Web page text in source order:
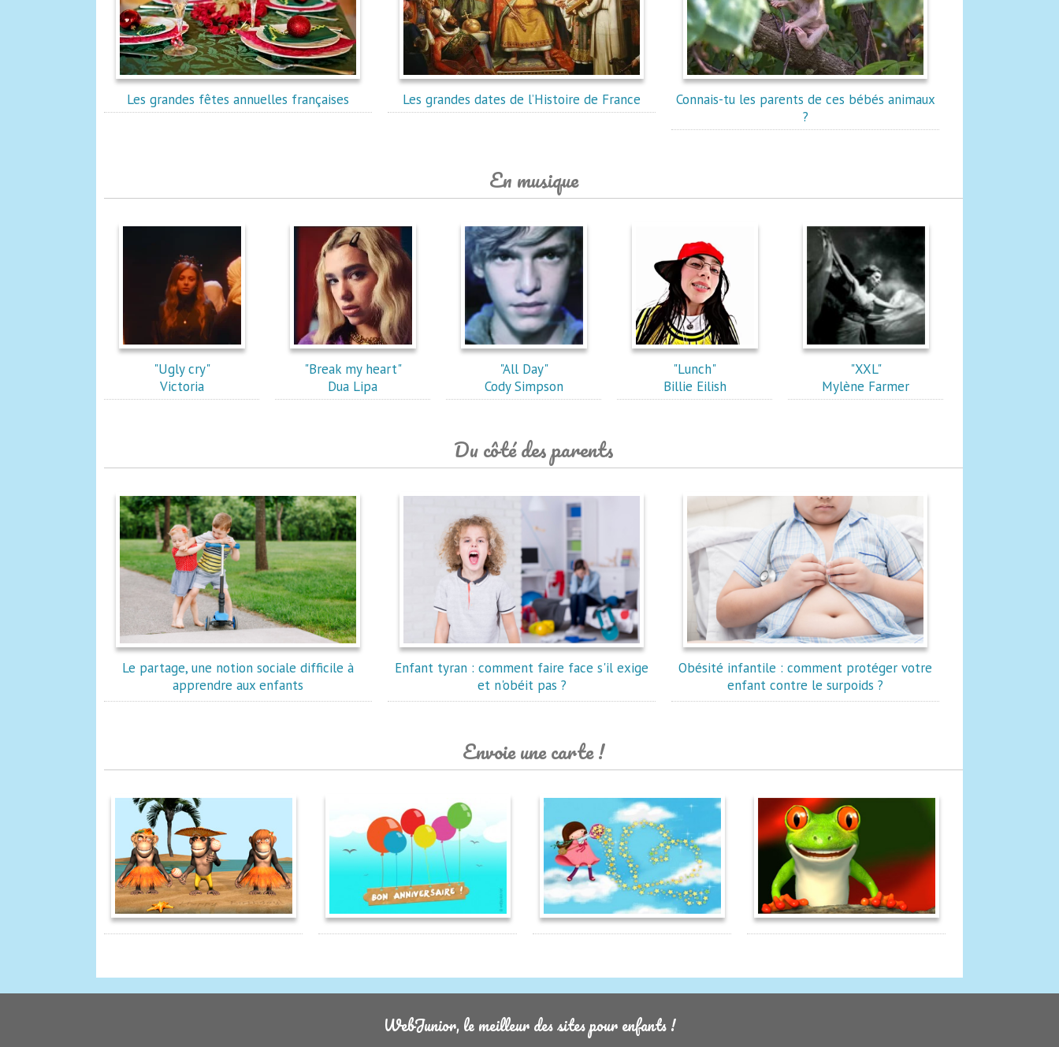
Les grandes fêtes annuelles françaises Les grandes dates de l’Histoire de France
Connais-tu les parents de ces bébés animaux
?
En musique
"Ugly cry"
Victoria
"Break my heart"
Dua Lipa
"All Day"
Cody Simpson
"Lunch"
Billie Eilish
"XXL"
Mylène Farmer
Du côté des parents
Le partage, une notion sociale difficile à
apprendre aux enfants
Enfant tyran : comment faire face s'il exige
et n'obéit pas ?
Obésité infantile : comment protéger votre
enfant contre le surpoids ?
Envoie une carte !
WebJunior, le meilleur des sites pour enfants !